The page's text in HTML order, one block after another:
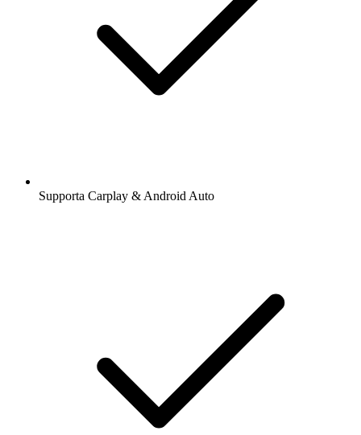
Supporta Carplay & Android Auto